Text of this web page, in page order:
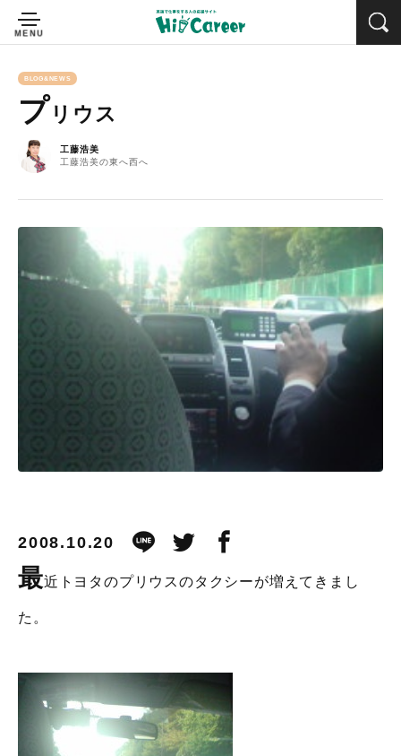
BLOG&NEWS
プ リウス
工藤浩美
工藤浩美の東へ西へ
2008.10.20
最近トヨタのプリウスのタクシーが増えてきまし
た。